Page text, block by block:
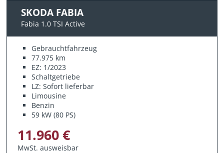
SKODA FABIA
Fabia 1.0 TSI Active
Gebrauchtfahrzeug
77.975 km
EZ: 1/2023
Schaltgetriebe
LZ: Sofort lieferbar
Limousine
Benzin
59 kW (80 PS)
11.960 €
MwSt. ausweisbar